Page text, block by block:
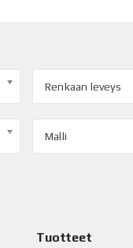
Renkaan leveys
Malli
Tuotteet